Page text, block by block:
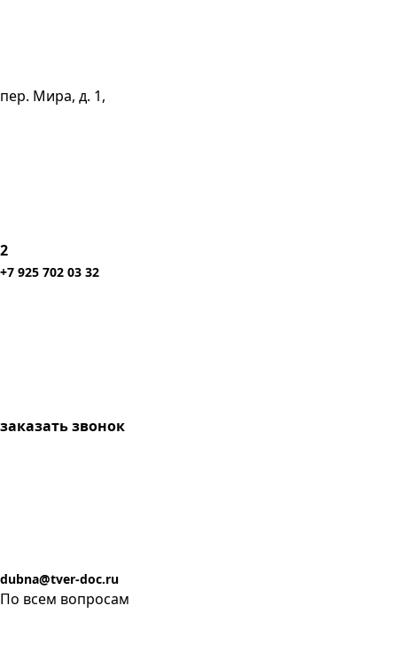
пер. Мира, д. 1,
2
+7 925 702 03 32
заказать звонок
dubna@tver-doc.ru
По всем вопросам